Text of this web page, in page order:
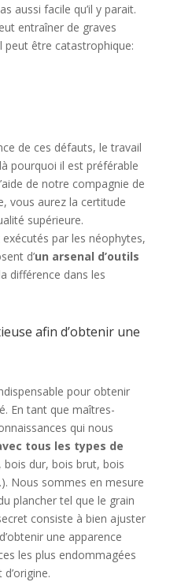
aussi facile qu’il y parait.
entraîner de graves
peut être catastrophique:
de ces défauts, le travail
pourquoi il est préférable
de notre compagnie de
vous aurez la certitude
supérieure.
par les néophytes,
d’un arsenal d’outils
différence dans les
afin d’obtenir une
pour obtenir
En tant que maîtres-
qui nous
tous les types de
dur, bois brut, bois
. Nous sommes en mesure
plancher tel que le grain
consiste à bien ajuster
une apparence
les plus endommagées